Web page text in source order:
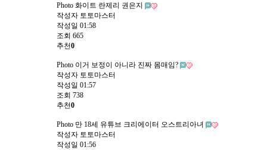
Photo 화이트 란제리 권은지
작성자 토토마스터
작성일 01:58
조회 665
추천0
Photo 이거 보정이 아니라 진짜 몸매임?
작성자 토토마스터
작성일 01:57
조회 738
추천0
Photo 만 18세 유튜브 크리에이터 오스트리아녀
작성자 토토마스터
작성일 01:56